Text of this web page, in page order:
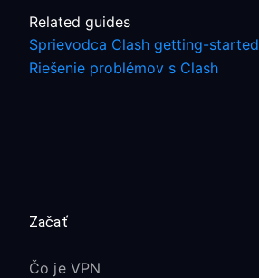
Related guides
Sprievodca Clash getting-started
Riešenie problémov s Clash
Začať
Čo je VPN